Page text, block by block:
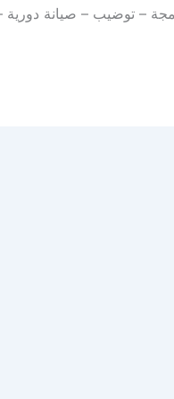
– توضيب – صيانة